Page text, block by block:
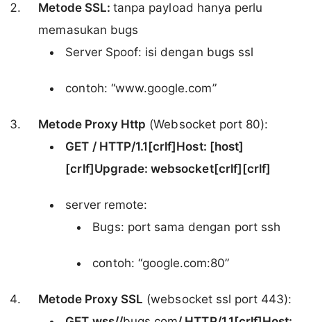
Metode SSL: tanpa payload hanya perlu
memasukan bugs
Server Spoof: isi dengan bugs ssl
contoh: “www.google.com”
Metode Proxy Http (Websocket port 80):
GET / HTTP/1.1[crlf]Host: [host]
[crlf]Upgrade: websocket[crlf][crlf]
server remote:
Bugs: port sama dengan port ssh
contoh: “google.com:80”
Metode Proxy SSL (websocket ssl port 443):